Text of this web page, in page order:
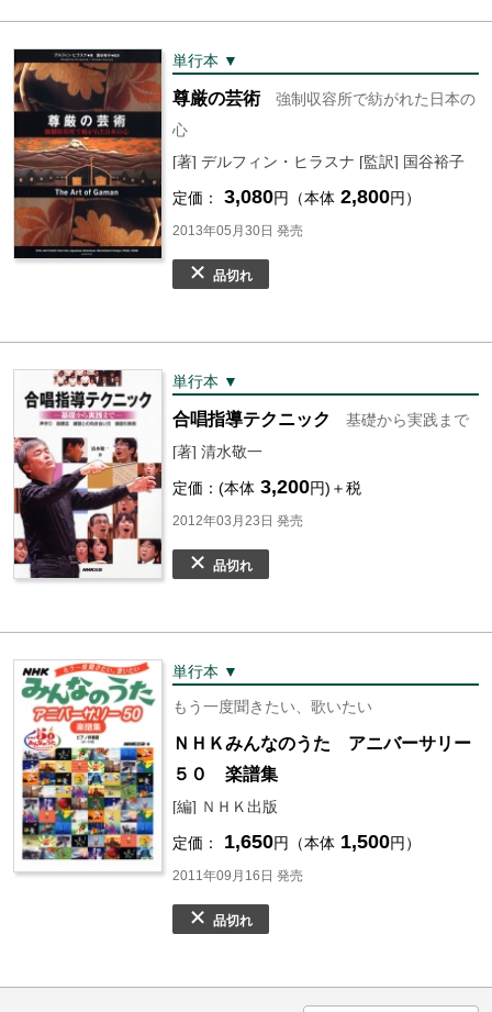
単行本 ▼
尊厳の芸術
強制収容所で紡がれた日本の
心
[著] デルフィン・ヒラスナ [監訳] 国谷裕子
定価： 3,080円（本体 2,800円）
2013年05月30日 発売
品切れ
単行本 ▼
合唱指導テクニック
基礎から実践まで
[著] 清水敬一
定価：(本体 3,200円)＋税
2012年03月23日 発売
品切れ
単行本 ▼
もう一度聞きたい、歌いたい
ＮＨＫみんなのうた アニバーサリー
５０ 楽譜集
[編] ＮＨＫ出版
定価： 1,650円（本体 1,500円）
2011年09月16日 発売
品切れ